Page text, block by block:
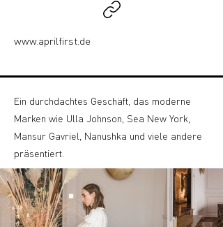
www.aprilfirst.de
Ein durchdachtes Geschäft, das moderne
Marken wie Ulla Johnson, Sea New York,
Mansur Gavriel, Nanushka und viele andere
präsentiert.